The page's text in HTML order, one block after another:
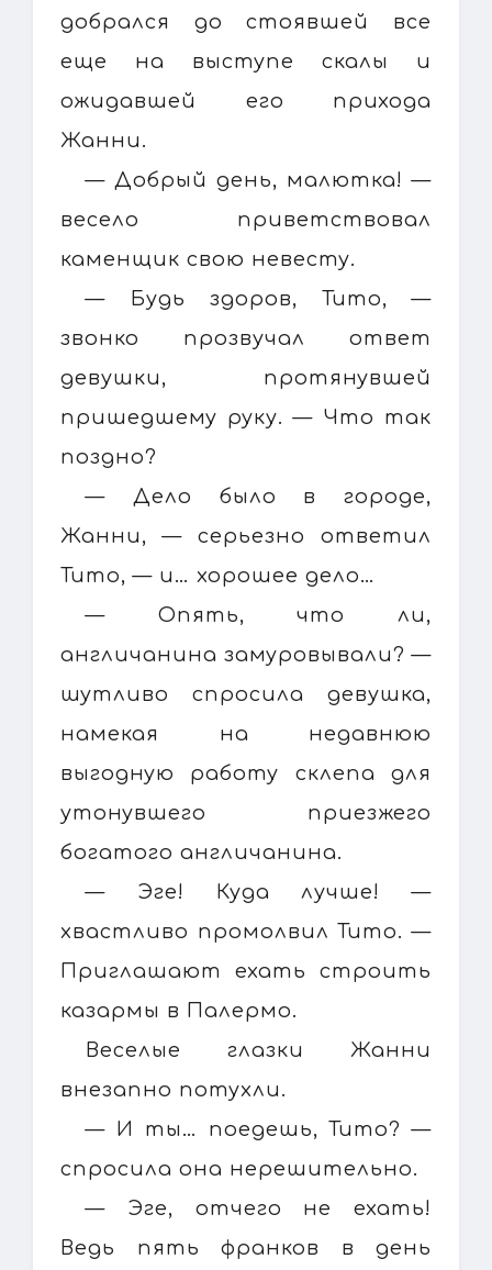
добрался до стоявшей все
еще на выступе скалы и
ожидавшей его прихода
Жанни.
— Добрый день, малютка! —
весело приветствовал
каменщик свою невесту.
— Будь здоров, Тито, —
звонко прозвучал ответ
девушки, протянувшей
пришедшему руку. — Что так
поздно?
— Дело было в городе,
Жанни, — серьезно ответил
Тито, — и… хорошее дело…
— Опять, что ли,
англичанина замуровывали? —
шутливо спросила девушка,
намекая на недавнюю
выгодную работу склепа для
утонувшего приезжего
богатого англичанина.
— Эге! Куда лучше! —
хвастливо промолвил Тито. —
Приглашают ехать строить
казармы в Палермо.
Веселые глазки Жанни
внезапно потухли.
— И ты… поедешь, Тито? —
спросила она нерешительно.
— Эге, отчего не ехать!
Ведь пять франков в день